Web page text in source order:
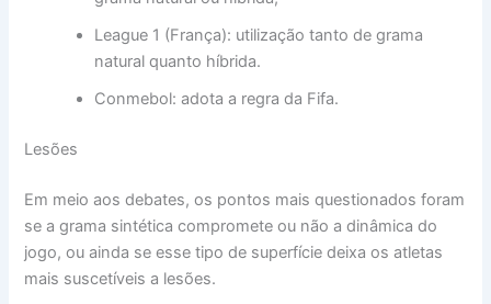
League 1 (França): utilização tanto de grama
natural quanto híbrida.
Conmebol: adota a regra da Fifa.
Lesões
Em meio aos debates, os pontos mais questionados foram
se a grama sintética compromete ou não a dinâmica do
jogo, ou ainda se esse tipo de superfície deixa os atletas
mais suscetíveis a lesões.